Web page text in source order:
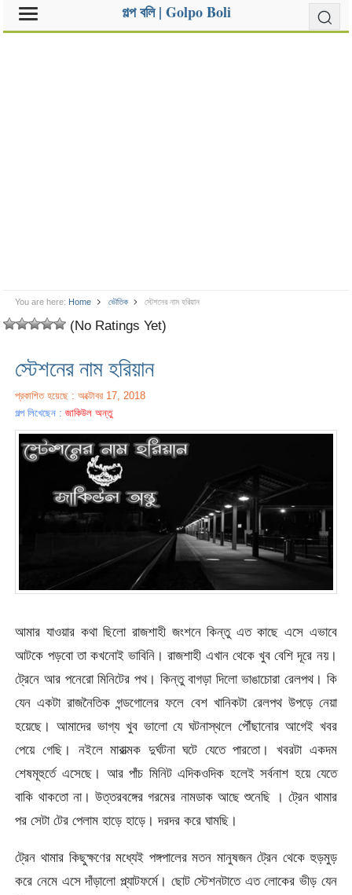
গল্প বলি | Golpo Boli
You are here: Home ভৌতিক স্টেশনের নাম হরিয়ান
(No Ratings Yet)
স্টেশনের নাম হরিয়ান
প্রকাশিত হয়েছে : অক্টোবর 17, 2018
গল্প লিখেছেন :জাকিউল অন্তু
আমার যাওয়ার কথা ছিলো রাজশাহী জংশনে কিন্তু এত কাছে এসে এভাবে
আটকে পড়বো তা কখনোই ভাবিনি। রাজশাহী এখান থেকে খুব বেশি দূরে নয়।
ট্রেনে আর পনেরো মিনিটের পথ। কিন্তু বাগড়া দিলো ভাঙাচোরা রেলপথ। কি
যেন একটা রাজনৈতিক গন্ডগোলের ফলে বেশ খানিকটা রেলপথ উপড়ে নেয়া
হয়েছে। আমাদের ভাগ্য খুব ভালো যে ঘটনাস্থলে পৌঁছানোর আগেই খবর
পেয়ে গেছি। নইলে মারাত্মক দুর্ঘটনা ঘটে যেতে পারতো। খবরটা একদম
শেষমূহুর্তে এসেছে। আর পাঁচ মিনিট এদিকওদিক হলেই সর্বনাশ হয়ে যেতে
বাকি থাকতো না। উত্তরবঙ্গের গরমের নামডাক আছে শুনেছি । ট্রেন থামার
পর সেটা টের পেলাম হাড়ে হাড়ে। দরদর করে ঘামছি।
ট্রেন থামার কিছুক্ষণের মধ্যেই পঙ্গপালের মতন মানুষজন ট্রেন থেকে হুড়মুড়
করে নেমে এসে দাঁড়ালো প্ল্যাটফর্মে। ছোট স্টেশনটাতে এত লোকের ভীড় যেন